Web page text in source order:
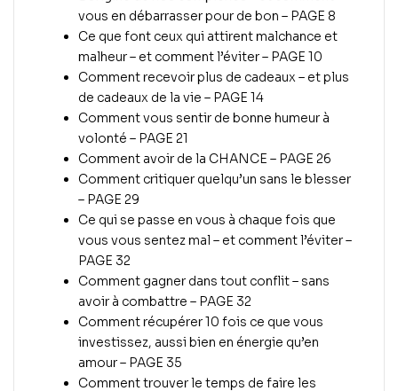
vous en débarrasser pour de bon – PAGE 8
Ce que font ceux qui attirent malchance et
malheur – et comment l’éviter – PAGE 10
Comment recevoir plus de cadeaux – et plus
de cadeaux de la vie – PAGE 14
Comment vous sentir de bonne humeur à
volonté – PAGE 21
Comment avoir de la CHANCE – PAGE 26
Comment critiquer quelqu’un sans le blesser
– PAGE 29
Ce qui se passe en vous à chaque fois que
vous vous sentez mal – et comment l’éviter –
PAGE 32
Comment gagner dans tout conflit – sans
avoir à combattre – PAGE 32
Comment récupérer 10 fois ce que vous
investissez, aussi bien en énergie qu’en
amour – PAGE 35
Comment trouver le temps de faire les